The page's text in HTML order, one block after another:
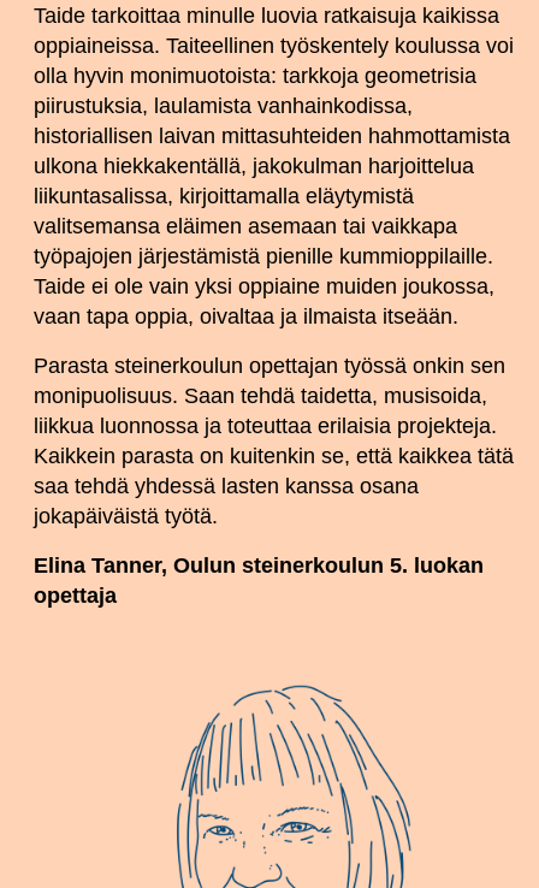
Taide tarkoittaa minulle luovia ratkaisuja kaikissa
oppiaineissa. Taiteellinen työskentely koulussa voi
olla hyvin monimuotoista: tarkkoja geometrisia
piirustuksia, laulamista vanhainkodissa,
historiallisen laivan mittasuhteiden hahmottamista
ulkona hiekkakentällä, jakokulman harjoittelua
liikuntasalissa, kirjoittamalla eläytymistä
valitsemansa eläimen asemaan tai vaikkapa
työpajojen järjestämistä pienille kummioppilaille.
Taide ei ole vain yksi oppiaine muiden joukossa,
vaan tapa oppia, oivaltaa ja ilmaista itseään.
Parasta steinerkoulun opettajan työssä onkin sen
monipuolisuus. Saan tehdä taidetta, musisoida,
liikkua luonnossa ja toteuttaa erilaisia projekteja.
Kaikkein parasta on kuitenkin se, että kaikkea tätä
saa tehdä yhdessä lasten kanssa osana
jokapäiväistä työtä.
Elina Tanner, Oulun steinerkoulun 5. luokan
opettaja